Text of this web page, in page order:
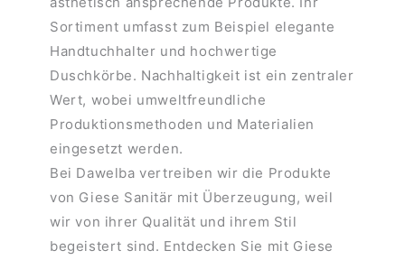
Sortiment umfasst zum Beispiel elegante
Handtuchhalter und hochwertige
Duschkörbe. Nachhaltigkeit ist ein zentraler
Wert, wobei umweltfreundliche
Produktionsmethoden und Materialien
eingesetzt werden.
Bei Dawelba vertreiben wir die Produkte
von Giese Sanitär mit Überzeugung, weil
wir von ihrer Qualität und ihrem Stil
begeistert sind. Entdecken Sie mit Giese